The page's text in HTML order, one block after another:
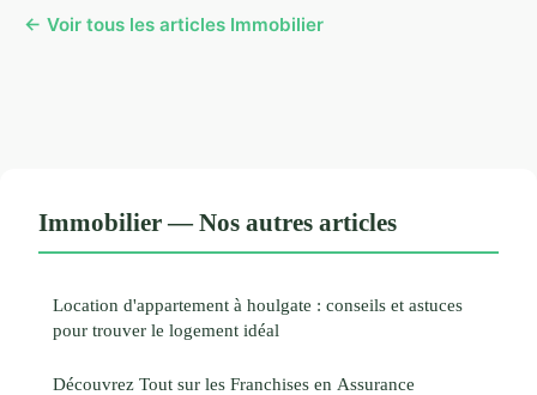
← Voir tous les articles Immobilier
Immobilier — Nos autres articles
Location d'appartement à houlgate : conseils et astuces
pour trouver le logement idéal
Découvrez Tout sur les Franchises en Assurance